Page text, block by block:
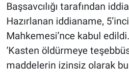
Başsavcılığı tarafından
Hazırlanan iddianame,
Mahkemesi’nce kabul
‘Kasten öldürmeye
maddelerin izinsiz olarak
Spor
Teknoloji
Türkiye'nin Geleceği